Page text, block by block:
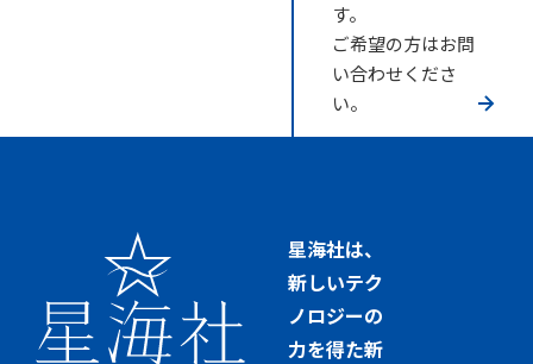
す。
ご希望の方はお問
い合わせくださ
い。
星海社は、
新しいテク
ノロジーの
力を得た新